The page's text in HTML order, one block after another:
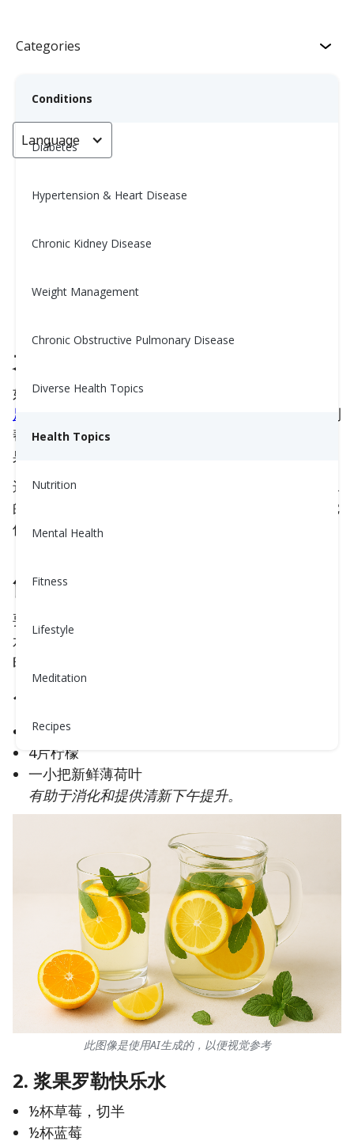
Categories
Conditions
Diabetes
Hypertension & Heart Disease
Chronic Kidney Disease
Weight Management
Chronic Obstructive Pulmonary Disease
Diverse Health Topics
Health Topics
Nutrition
Mental Health
Fitness
Lifestyle
Meditation
Recipes
Language
不喜欢白开水？试试浸泡过水果或
香料的水吧！
为何注入水是值得的
如果你觉得清水无聊，你并不孤单。但
足
是支持你健康的最简单方法之一——从保持能量到
帮助你的血压和消化。注入水通过添加来自新鲜水
果、草药甚至蔬菜的天然风味，使饮水更加愉悦。
这是一种在不添加糖或
的情况下饮用更多水
的简单方法。你可以在几分钟内准备好，喝起来感觉
像是一种享受！
简单的注入水食谱
要制作注入水，只需拿一个水壶或大水瓶，装满冷
水，然后添加你的配料。让它在
时（更长也可以）。这里有一些最受欢迎的配方：
1.
4片橙子
4片柠檬
一小把新鲜薄荷叶
有助于消化和提供清新下午提升。
此图像是使用AI生成的，以便视觉参考
2. 浆果罗勒快乐水
½杯草莓，切半
½杯蓝莓